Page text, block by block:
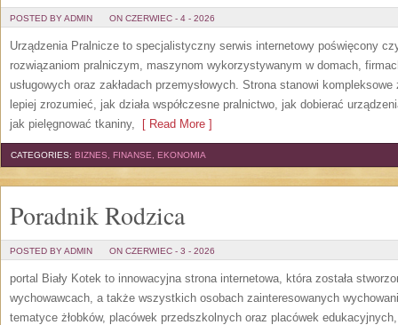
POSTED BY ADMIN ON CZERWIEC - 4 - 2026
Urządzenia Pralnicze to specjalistyczny serwis internetowy poświęcony
rozwiązaniom pralniczym, maszynom wykorzystywanym w domach,
usługowych oraz zakładach przemysłowych. Strona stanowi
lepiej zrozumieć, jak działa współczesne pralnictwo, jak dobierać
jak pielęgnować tkaniny, [ Read More ]
CATEGORIES: BIZNES, FINANSE, EKONOMIA
Poradnik Rodzica
POSTED BY ADMIN ON CZERWIEC - 3 - 2026
portal Biały Kotek to innowacyjna strona internetowa, która została
wychowawcach, a także wszystkich osobach zainteresowanych
tematyce żłobków, placówek przedszkolnych oraz placówek